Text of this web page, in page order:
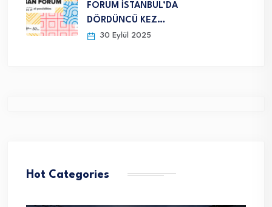
FORUM İSTANBUL’DA
DÖRDÜNCÜ KEZ…
30 Eylül 2025
Hot Categories